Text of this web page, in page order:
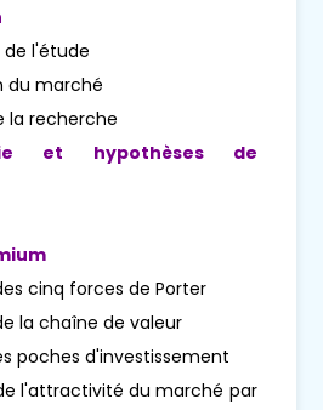
l'étude
du marché
la recherche
et hypothèses de
cinq forces de Porter
la chaîne de valeur
poches d'investissement
l'attractivité du marché par